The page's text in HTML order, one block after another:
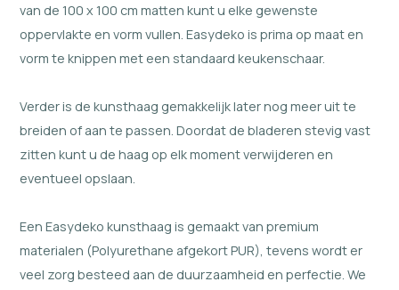
van de 100 x 100 cm matten kunt u elke gewenste
oppervlakte en vorm vullen. Easydeko is prima op maat en
vorm te knippen met een standaard keukenschaar.
Verder is de kunsthaag gemakkelijk later nog meer uit te
breiden of aan te passen. Doordat de bladeren stevig vast
zitten kunt u de haag op elk moment verwijderen en
eventueel opslaan.
Een Easydeko kunsthaag is gemaakt van premium
materialen (Polyurethane afgekort PUR), tevens wordt er
veel zorg besteed aan de duurzaamheid en perfectie. We